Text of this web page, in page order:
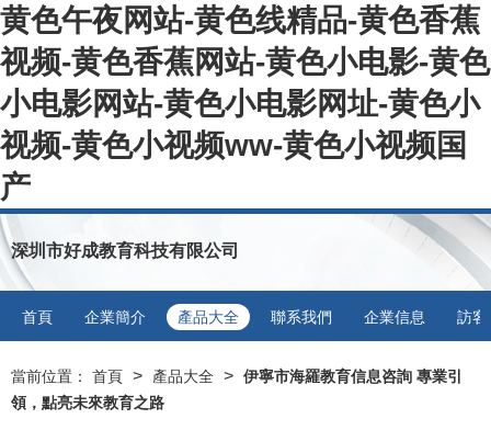
黄色午夜网站-黄色线精品-黄色香蕉
视频-黄色香蕉网站-黄色小电影-黄色
小电影网站-黄色小电影网址-黄色小
视频-黄色小视频ww-黄色小视频国
产
深圳市好成教育科技有限公司
首頁 企業簡介 產品大全 聯系我們 企業信息 訪客
當前位置： 首頁 > 產品大全 > 伊寧市海羅教育信息咨詢 專業引
領，點亮未來教育之路